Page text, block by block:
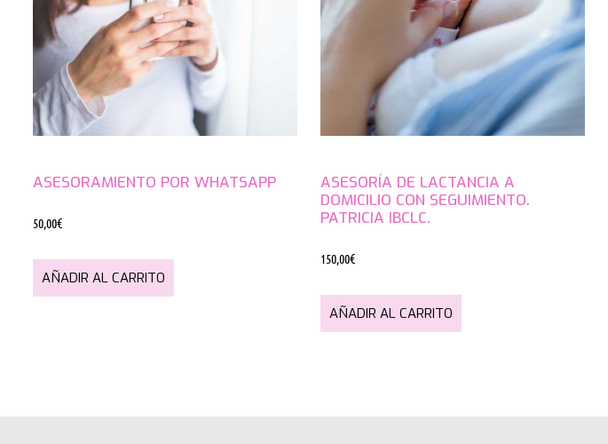
ASESORAMIENTO POR WHATSAPP
50,00€
AÑADIR AL CARRITO
ASESORÍA DE LACTANCIA A
DOMICILIO CON SEGUIMIENTO.
PATRICIA IBCLC.
150,00€
AÑADIR AL CARRITO